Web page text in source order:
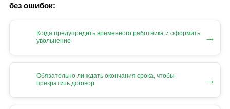
без ошибок:
Когда предупредить временного работника и оформить
увольнение
→
Обязательно ли ждать окончания срока, чтобы
прекратить договор
→